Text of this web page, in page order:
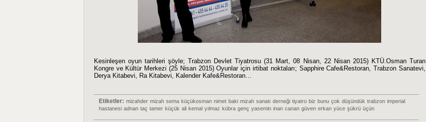
Kesinleşen oyun tarihleri şöyle; Trabzon Devlet Tiyatrosu (31 Mart, 08 Nisan, 22 Nisan 2015) KTÜ.Osman Turan
Kongre ve Kültür Merkezi (25 Nisan 2015) Oyunlar için irtibat noktaları; Sapphire Cafe&Restoran, Trabzon Sanatevi,
Derya Kitabevi, Ra Kitabevi, Kalender Kafe&Restoran…
Etiketler: mizahder mizah sema küçükosman nimet baki mizah sanatı derneği tiyatro biz bunu çok düşündük trabzon imperial
hastanesi adnan taç tamer küçük ali kemal yılmaz kübra genç yasemin inan canan güven erkan yüce şükrü üçün